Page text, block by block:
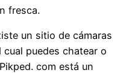
fresca.
un sitio de cámaras
puedes chatear o
com está un